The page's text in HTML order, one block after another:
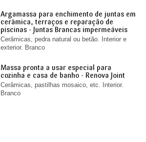
Argamassa para enchimento de juntas em
cerâmica, terraços e reparação de
piscinas - Juntas Brancas impermeáveis
Cerâmicas, pedra natural ou betão. Interior e
exterior. Branco
Massa pronta a usar especial para
cozinha e casa de banho - Renova Joint
Cerâmicas, pastilhas mosaico, etc. Interior.
Branco